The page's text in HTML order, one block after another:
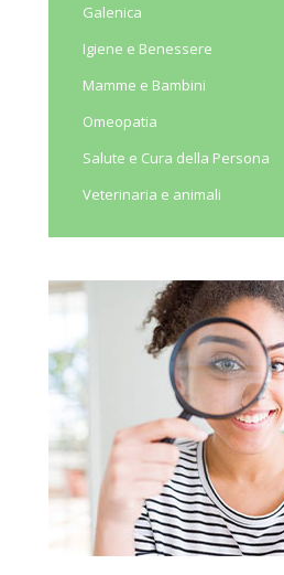
Galenica
Igiene e Benessere
Mamme e Bambini
Omeopatia
Salute e Cura della Persona
Veterinaria e animali